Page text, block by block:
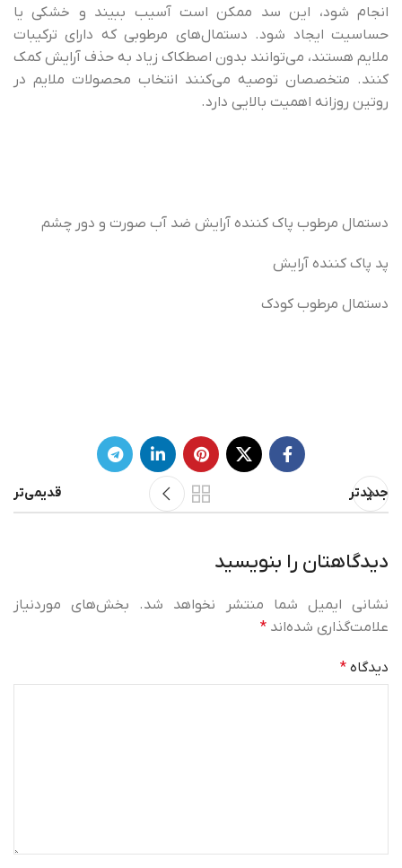
انجام شود، این سد ممکن است آسیب ببیند و خشکی یا
حساسیت ایجاد شود. دستمال‌های مرطوبی که دارای ترکیبات
ملایم هستند، می‌توانند بدون اصطکاک زیاد به حذف آرایش کمک
کنند. متخصصان توصیه می‌کنند انتخاب محصولات ملایم در
روتین روزانه اهمیت بالایی دارد.
دستمال مرطوب پاک کننده آرایش ضد آب صورت و دور چشم
پد پاک کننده آرایش
دستمال مرطوب کودک
جدیدتر قدیمی‌تر
دیدگاهتان را بنویسید
نشانی ایمیل شما منتشر نخواهد شد.
بخش‌های موردنیاز
علامت‌گذاری شده‌اند *
دیدگاه *